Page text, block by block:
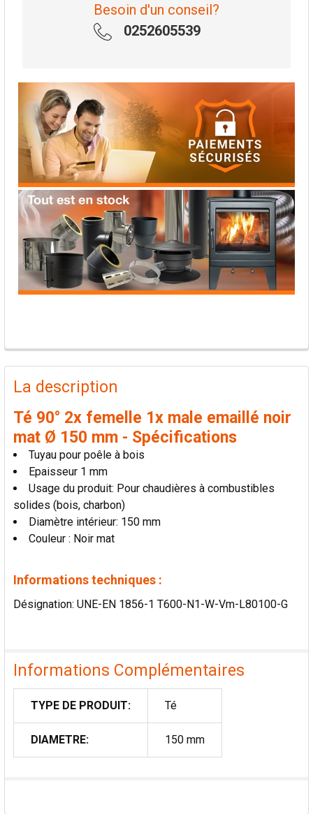
Besoin d'un conseil?
0252605539
PRODUITS
FRÉQUEMMENT
ACHETÉS
SÉLECTIONNER
AJOUTER
LA
SÉLECTION
AU PANIER
La description
Té 90° 2x femelle 1x male emaillé noir
mat Ø 150 mm - Spécifications
Tuyau pour poêle à bois
Epaisseur 1 mm
Usage du produit: Pour chaudières à combustibles
solides (bois, charbon)
Diamètre intérieur: 150 mm
Couleur : Noir mat
Informations techniques :
Désignation: UNE-EN 1856-1 T600-N1-W-Vm-L80100-G
Informations Complémentaires
TYPE DE PRODUIT: Té
DIAMETRE: 150 mm